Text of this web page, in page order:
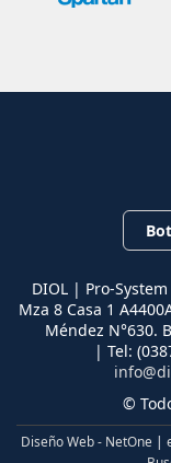
DIOL | Pro-
Mza 8 Casa 1
Méndez N°630.
| Tel:
©
Diseño Web - NetOne |